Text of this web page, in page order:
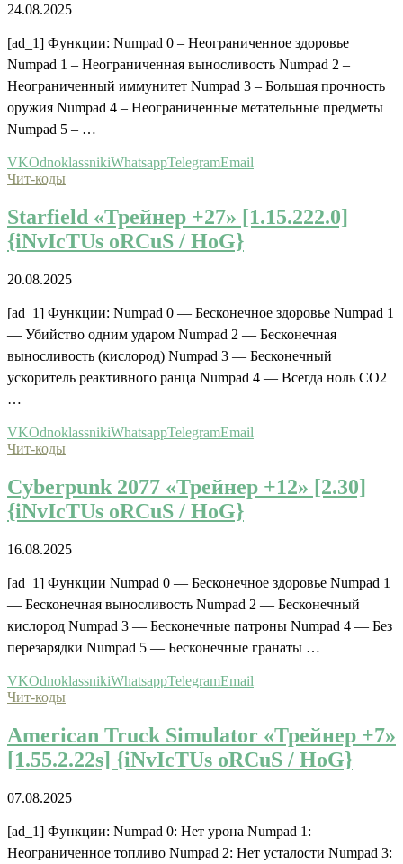
24.08.2025
[ad_1] Функции: Numpad 0 – Неограниченное здоровье
Numpad 1 – Неограниченная выносливость Numpad 2 –
Неограниченный иммунитет Numpad 3 – Большая прочность
оружия Numpad 4 – Неограниченные метательные предметы
Numpad 5 – …
VKOdnoklassnikiWhatsappTelegramEmail
Чит-коды
Starfield «Трейнер +27» [1.15.222.0]
{iNvIcTUs oRCuS / HoG}
20.08.2025
[ad_1] Функции: Numpad 0 — Бесконечное здоровье Numpad 1
— Убийство одним ударом Numpad 2 — Бесконечная
выносливость (кислород) Numpad 3 — Бесконечный
ускоритель реактивного ранца Numpad 4 — Всегда ноль CO2
…
VKOdnoklassnikiWhatsappTelegramEmail
Чит-коды
Cyberpunk 2077 «Трейнер +12» [2.30]
{iNvIcTUs oRCuS / HoG}
16.08.2025
[ad_1] Функции Numpad 0 — Бесконечное здоровье Numpad 1
— Бесконечная выносливость Numpad 2 — Бесконечный
кислород Numpad 3 — Бесконечные патроны Numpad 4 — Без
перезарядки Numpad 5 — Бесконечные гранаты …
VKOdnoklassnikiWhatsappTelegramEmail
Чит-коды
American Truck Simulator «Трейнер +7»
[1.55.2.22s] {iNvIcTUs oRCuS / HoG}
07.08.2025
[ad_1] Функции: Numpad 0: Нет урона Numpad 1:
Неограниченное топливо Numpad 2: Нет усталости Numpad 3: